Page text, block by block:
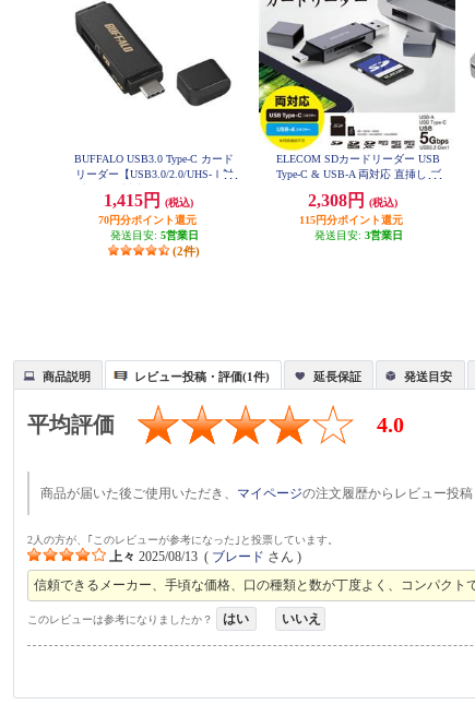
BUFFALO USB3.0 Type-C カード
リーダー【USB3.0/2.0/UHS-Ⅰ対
ク】 BSCR120U3CBK
1,415円
(税込)
70円分ポイント還元
発送目安: 5営業日
(2件)
ELECOM SDカードリーダー USB
Type-C & USB-A 両対応 直挿し ブ
2,308円
(税込)
115円分ポイント還元
発送目安: 3営業日
商品説明 レビュー投稿・評価(1件) 延長保証 発送目安
平均評価 4.0
商品が届いた後ご使用いただき、 マイページの注文履歴からレビュー投稿
2人の方が、｢このレビューが参考になった｣と投票しています。
上々 2025/08/13 ( ブレード さん )
信頼できるメーカー、手頃な価格、口の種類と数が丁度よく、コンパクト
このレビューは参考になりましたか？ はい いいえ